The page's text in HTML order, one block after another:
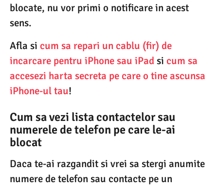
blocate, nu vor primi o notificare in acest
sens.
Afla si cum sa repari un cablu (fir) de
incarcare pentru iPhone sau iPad si cum sa
accesezi harta secreta pe care o tine ascunsa
iPhone-ul tau!
Cum sa vezi lista contactelor sau
numerele de telefon pe care le-ai
blocat
Daca te-ai razgandit si vrei sa stergi anumite
numere de telefon sau contacte pe un